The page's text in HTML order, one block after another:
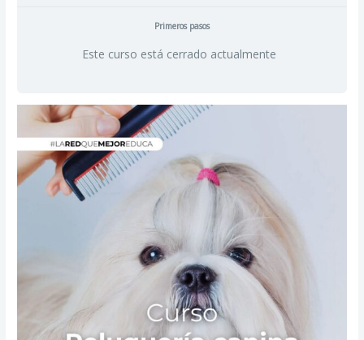
Primeros pasos
Este curso está cerrado actualmente